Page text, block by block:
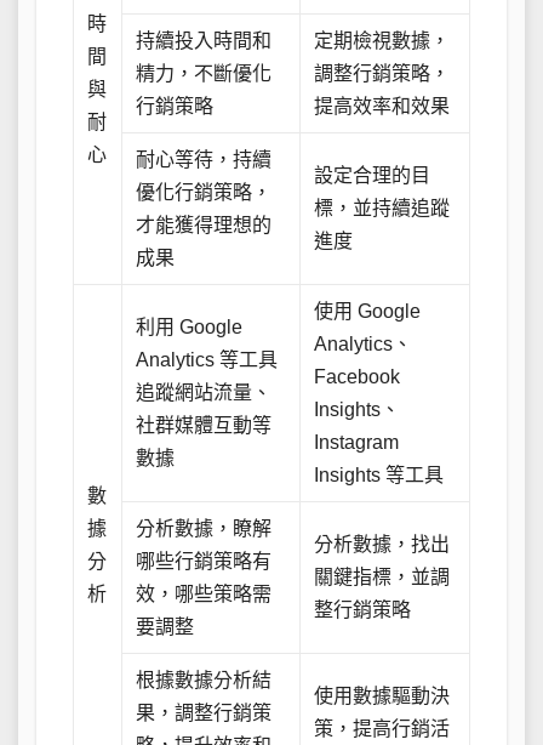
時
間
與
耐
心
持續投入時間和
精力，不斷優化
行銷策略
定期檢視數據，
調整行銷策略，
提高效率和效果
耐心等待，持續
優化行銷策略，
才能獲得理想的
成果
設定合理的目
標，並持續追蹤
進度
數
據
分
析
利用 Google
Analytics 等工具
追蹤網站流量、
社群媒體互動等
數據
使用 Google
Analytics、
Facebook
Insights、
Instagram
Insights 等工具
分析數據，瞭解
哪些行銷策略有
效，哪些策略需
要調整
分析數據，找出
關鍵指標，並調
整行銷策略
根據數據分析結
果，調整行銷策
使用數據驅動決
策，提高行銷活